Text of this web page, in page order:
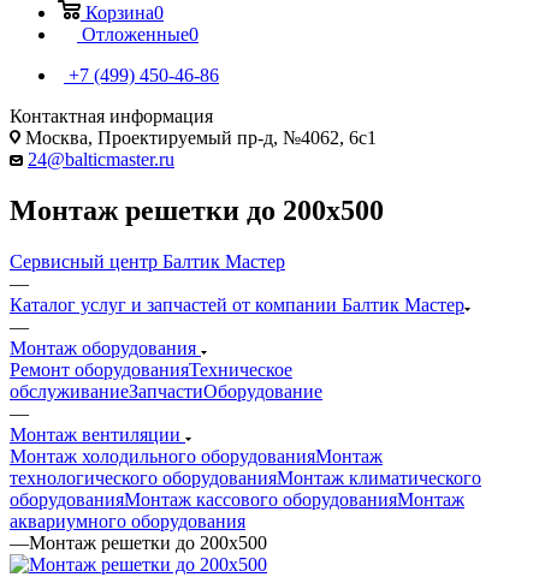
Корзина0
Отложенные0
+7 (499) 450-46-86
Контактная информация
Москва, Проектируемый пр-д, №4062, 6с1
24@balticmaster.ru
Монтаж решетки до 200х500
Сервисный центр Балтик Мастер
—
Каталог услуг и запчастей от компании Балтик Мастер
—
Монтаж оборудования
Ремонт оборудованияТехническое
обслуживаниеЗапчастиОборудование
—
Монтаж вентиляции
Монтаж холодильного оборудованияМонтаж
технологического оборудованияМонтаж климатического
оборудованияМонтаж кассового оборудованияМонтаж
аквариумного оборудования
—Монтаж решетки до 200х500